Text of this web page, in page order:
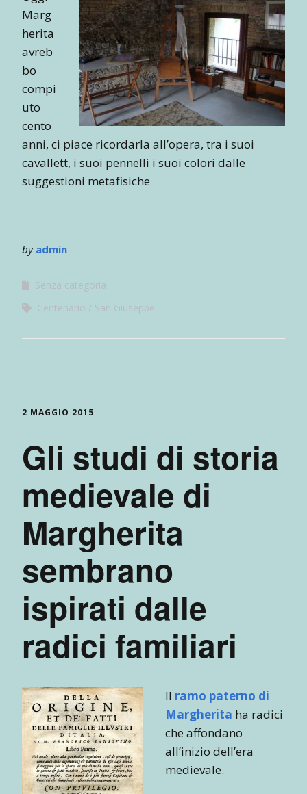
Marg
herita
avreb
bo
compi
uto
cento
anni, ci piace ricordarla all’opera, tra i suoi
cavallett, i suoi pennelli i suoi colori dalle
suggestioni metafisiche
by admin
Senza categoria
Centenario
San Giuseppe
2 MAGGIO 2015
Gli studi di storia
medievale di
Margherita
sembrano
ispirati dalle
radici familiari
Il ramo paterno di
Margherita ha radici
che affondano
all’inizio dell’era
medievale.